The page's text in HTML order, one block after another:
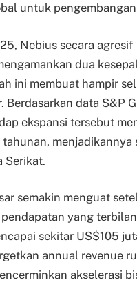
untuk
Nebius secara
dua
ini membuat hampir
Berdasarkan data S&P
ekspansi tersebut
tahunan,
Serikat.
semakin menguat
yang
sekitar US$105
annual revenue
akselerasi